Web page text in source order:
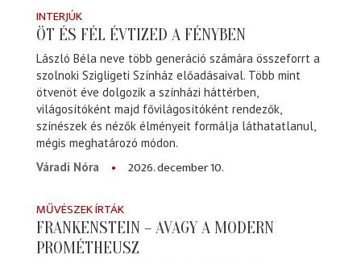
INTERJÚK
ÖT ÉS FÉL ÉVTIZED A FÉNYBEN
László Béla neve több generáció számára összeforrt a
szolnoki Szigligeti Színház előadásaival. Több mint
ötvenöt éve dolgozik a színházi háttérben,
világosítóként majd fővilágosítóként rendezők,
színészek és nézők élményeit formálja láthatatlanul,
mégis meghatározó módon.
Váradi Nóra
2026. december 10.
MŰVÉSZEK ÍRTÁK
FRANKENSTEIN – AVAGY A MODERN
PROMÉTHEUSZ